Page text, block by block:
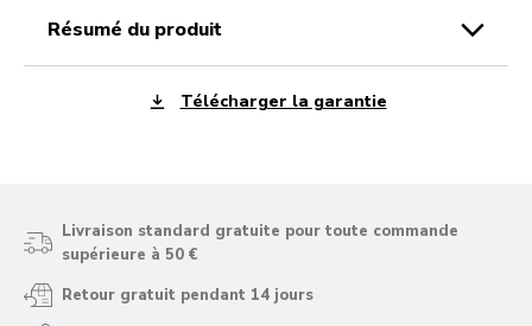
résumé du produit
Télécharger la garantie
Livraison standard gratuite pour toute commande
supérieure à 50 €
Retour gratuit pendant 14 jours